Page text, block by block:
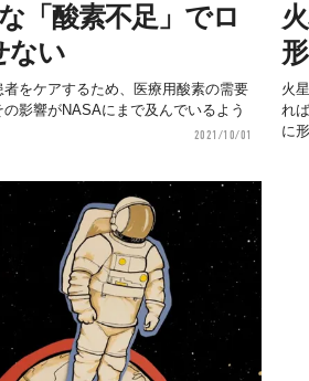
「酸素不足」でロ
ない
をケアするため、医療用酸素の需要
影響がNASAにまで及んでいるよう
2021/10/01
火
れ
に